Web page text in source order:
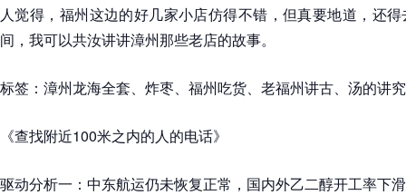
人觉得，福州这边的好几家小店仿得不错，但真要地道，还
间，我可以共汝讲讲漳州那些老店的故事。
标签：漳州龙海全套、炸枣、福州吃货、老福州讲古、汤的讲究
《查找附近100米之内的人的电话》
驱动分析一：中东航运仍未恢复正常，国内外乙二醇开工率下